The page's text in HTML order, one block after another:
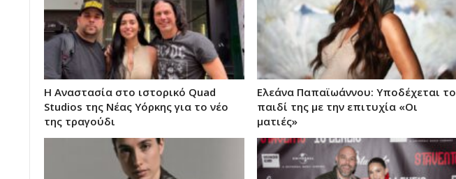
Η Αναστασία στο ιστορικό Quad
Studios της Νέας Υόρκης για το νέο
της τραγούδι
Ελεάνα Παπαϊωάννου: Υποδέχεται το
παιδί της με την επιτυχία «Οι
ματιές»